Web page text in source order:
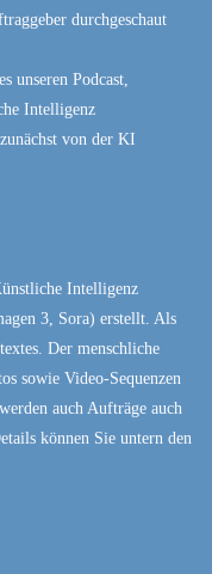
durchgeschaut
unseren Podcast,
Intelligenz
von der KI
Intelligenz
3, Sora) erstellt. Als
Der menschliche
sowie Video-Sequenzen
auch Aufträge auch
können Sie untern den